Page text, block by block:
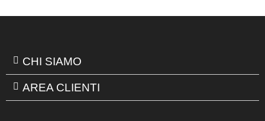
CHI SIAMO
AREA CLIENTI